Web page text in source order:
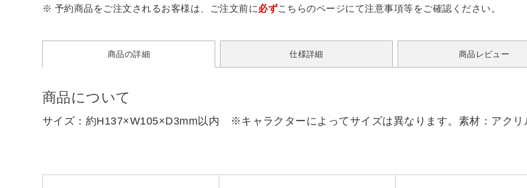
※ 予約商品をご注文されるお客様は、ご注文前に必ずこちらのページにて注意事項等をご確認ください。
商品の詳細 仕様詳細 商品レビュー
商品について
サイズ：約H137×W105×D3mm以内 ※キャラクターによってサイズは異なります。素材：アクリ